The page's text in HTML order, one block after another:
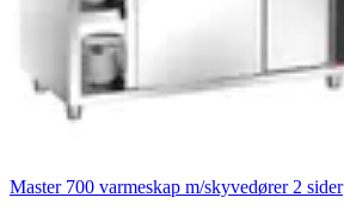
Master 700 varmeskap m/skyvedører 2 sider